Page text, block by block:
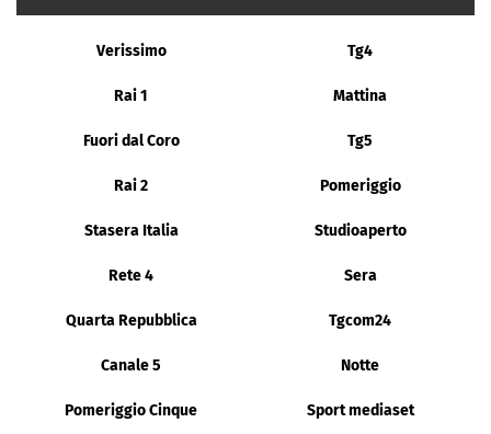
Verissimo Tg4
Rai 1 Mattina
Fuori dal Coro Tg5
Rai 2 Pomeriggio
Stasera Italia Studioaperto
Rete 4 Sera
Quarta Repubblica Tgcom24
Canale 5 Notte
Pomeriggio Cinque Sport mediaset